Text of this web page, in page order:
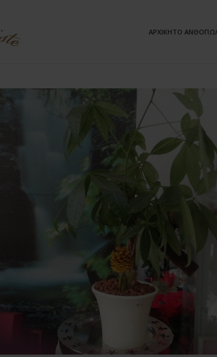
ΑΡΧΙΚΗΤΟ